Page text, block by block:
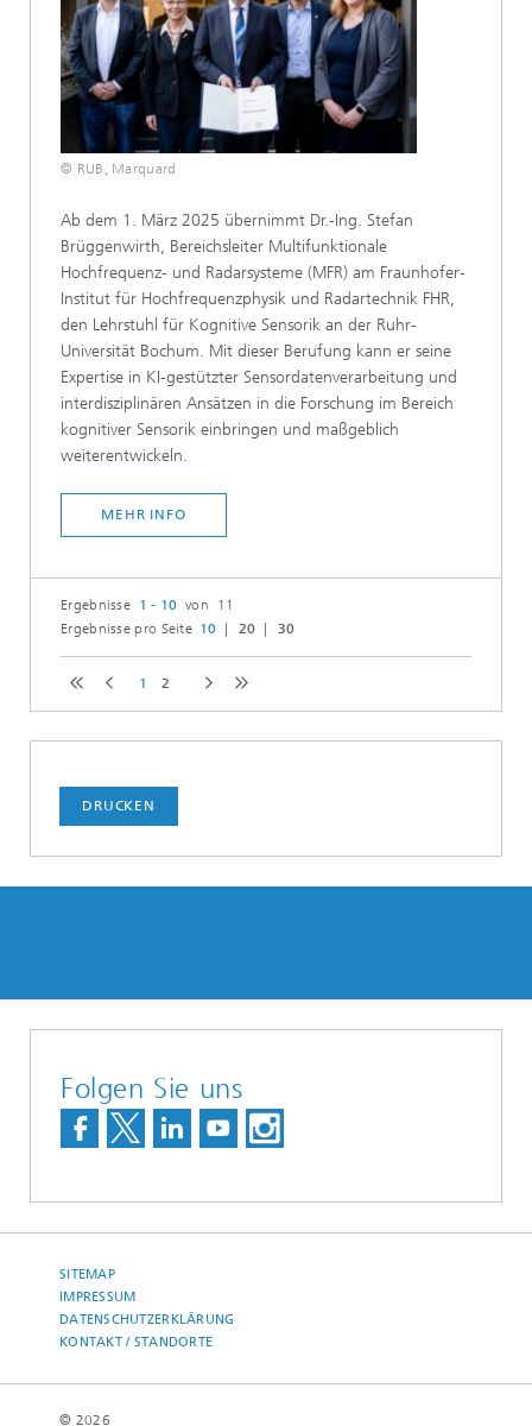
© RUB, Marquard
Ab dem 1. März 2025 übernimmt Dr.-Ing. Stefan
Brüggenwirth, Bereichsleiter Multifunktionale
Hochfrequenz- und Radarsysteme (MFR) am Fraunhofer-
Institut für Hochfrequenzphysik und Radartechnik FHR,
den Lehrstuhl für Kognitive Sensorik an der Ruhr-
Universität Bochum. Mit dieser Berufung kann er seine
Expertise in KI-gestützter Sensordatenverarbeitung und
interdisziplinären Ansätzen in die Forschung im Bereich
kognitiver Sensorik einbringen und maßgeblich
weiterentwickeln.
MEHR INFO
Ergebnisse 1 - 10 von 11
Ergebnisse pro Seite 10 20 30
1 2
DRUCKEN
Folgen Sie uns
SITEMAP
IMPRESSUM
DATENSCHUTZERKLÄRUNG
KONTAKT / STANDORTE
© 2026